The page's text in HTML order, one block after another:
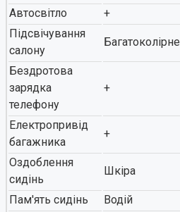
Автосвітло
+
Підсвічування
салону
Багатоколірне
Бездротова
зарядка
телефону
+
Електропривід
багажника
+
Оздоблення
сидінь
Шкіра
Пам'ять сидінь Водій